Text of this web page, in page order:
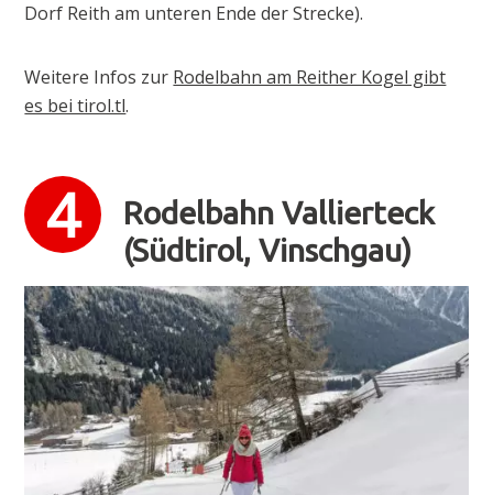
Dorf Reith am unteren Ende der Strecke).
Weitere Infos zur Rodelbahn am Reither Kogel gibt
es bei tirol.tl.
Rodelbahn Vallierteck
(Südtirol, Vinschgau)